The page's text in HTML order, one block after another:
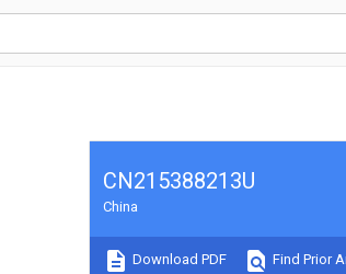
CN215388213U
China
Download PDF Find Prior